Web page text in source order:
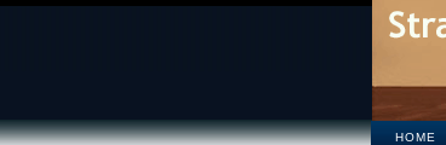
HOME